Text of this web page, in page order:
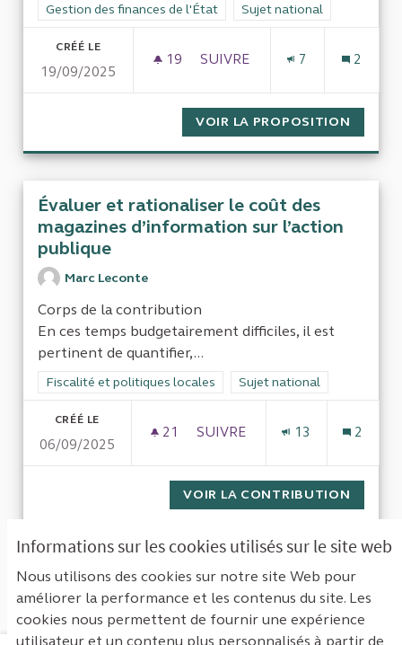
Informations sur les cookies utilisés sur le site web
Nous utilisons des cookies sur notre site Web pour
améliorer la performance et les contenus du site. Les
cookies nous permettent de fournir une expérience
utilisateur et un contenu plus personnalisés à partir de
Filtrer les résultats de la catégorie : Gestion des finances de
Gestion des finances de l'État Filtrer les résultats pour le
Sujet national
CRÉÉ LE
19/09/2025
19 19 ABONNÉS
SUIVRE
7 2
VOIR LA PROPOSITION
Évaluer et rationaliser le coût des
magazines d’information sur l’action
publique
Marc Leconte
Corps de la contribution
En ces temps budgetairement difficiles, il est
pertinent de quantifier,...
Filtrer les résultats de la catégorie : Fiscalité et politiques
Fiscalité et politiques locales Filtrer les résultats pour le
Sujet national
CRÉÉ LE
06/09/2025
21 21 ABONNÉS
SUIVRE
13 2
VOIR LA CONTRIBUTION
Voir toutes les contributions retirées